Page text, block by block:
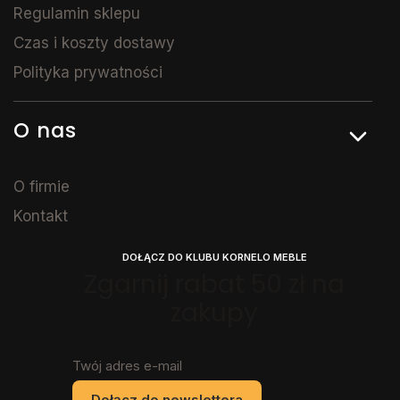
Regulamin sklepu
Czas i koszty dostawy
Polityka prywatności
O nas
O firmie
Kontakt
DOŁĄCZ DO KLUBU KORNELO MEBLE
Twój adres e-mail